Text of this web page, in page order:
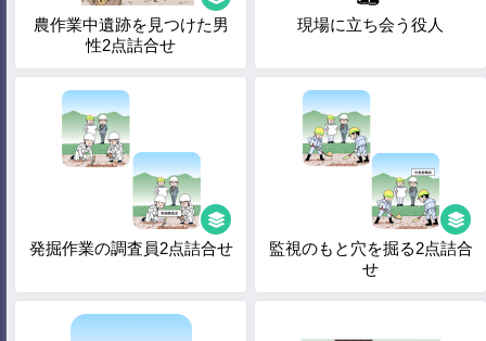
農作業中遺跡を見つけた男
性2点詰合せ
現場に立ち会う役人
発掘作業の調査員2点詰合せ
監視のもと穴を掘る2点詰合
せ